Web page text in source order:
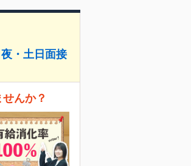
・土日面接
んか？